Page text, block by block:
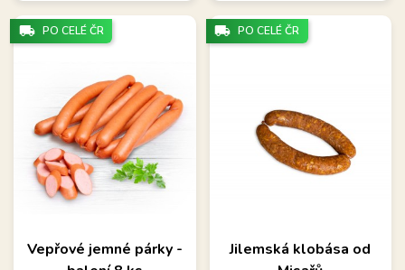
Vepřové jemné párky -
local_shipping PO CELÉ ČR
Jilemská klobása od
local_shipping PO CELÉ ČR